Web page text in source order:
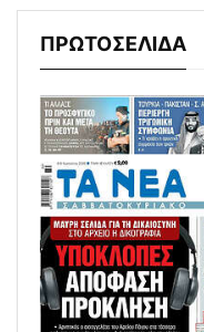
ΠΡΩΤΟΣΕΛΙΔΑ